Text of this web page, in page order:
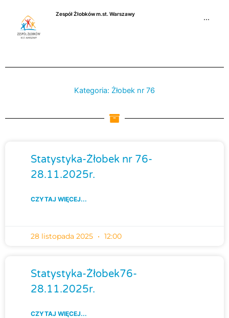
Zespół Żłobków m.st. Warszawy
···
Kategoria: Żłobek nr 76
Statystyka-Żłobek nr 76-
28.11.2025r.
CZYTAJ WIĘCEJ...
28 listopada 2025 12:00
Statystyka-Żłobek76-
28.11.2025r.
CZYTAJ WIĘCEJ...